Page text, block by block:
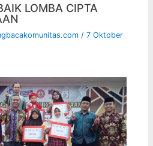
LOMBA CIPTA
/7 Oktober